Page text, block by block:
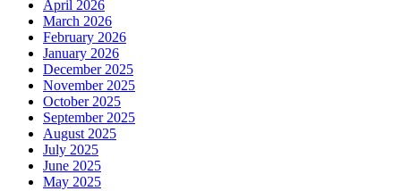
April 2026
March 2026
February 2026
January 2026
December 2025
November 2025
October 2025
September 2025
August 2025
July 2025
June 2025
May 2025